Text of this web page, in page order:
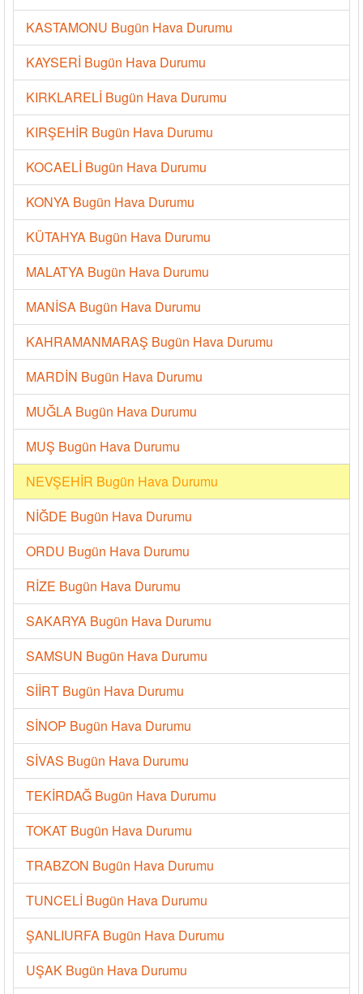
KASTAMONU Bugün Hava Durumu
KAYSERİ Bugün Hava Durumu
KIRKLARELİ Bugün Hava Durumu
KIRŞEHİR Bugün Hava Durumu
KOCAELİ Bugün Hava Durumu
KONYA Bugün Hava Durumu
KÜTAHYA Bugün Hava Durumu
MALATYA Bugün Hava Durumu
MANİSA Bugün Hava Durumu
KAHRAMANMARAŞ Bugün Hava Durumu
MARDİN Bugün Hava Durumu
MUĞLA Bugün Hava Durumu
MUŞ Bugün Hava Durumu
NEVŞEHİR Bugün Hava Durumu
NİĞDE Bugün Hava Durumu
ORDU Bugün Hava Durumu
RİZE Bugün Hava Durumu
SAKARYA Bugün Hava Durumu
SAMSUN Bugün Hava Durumu
SİİRT Bugün Hava Durumu
SİNOP Bugün Hava Durumu
SİVAS Bugün Hava Durumu
TEKİRDAĞ Bugün Hava Durumu
TOKAT Bugün Hava Durumu
TRABZON Bugün Hava Durumu
TUNCELİ Bugün Hava Durumu
ŞANLIURFA Bugün Hava Durumu
UŞAK Bugün Hava Durumu